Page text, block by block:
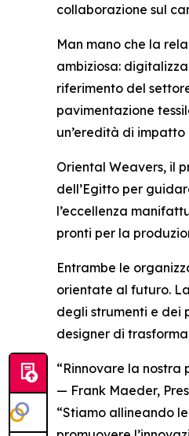
collaborazione sul
Man mano che la
ambiziosa:
riferimento del
pavimentazione
un’eredità di
Oriental Weavers, il
dell’Egitto per
l’eccellenza
pronti per la
Entrambe le
orientate al futuro.
degli strumenti e dei
designer di
“Rinnovare la nostra
— Frank Maeder,
“Stiamo allineando